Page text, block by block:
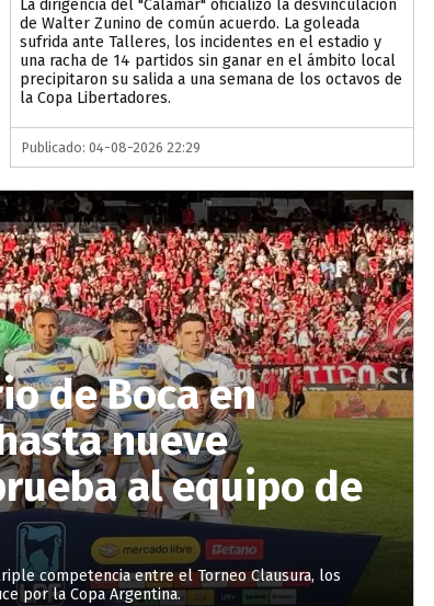
La dirigencia del "Calamar" oficializó la desvinculación
de Walter Zunino de común acuerdo. La goleada
sufrida ante Talleres, los incidentes en el estadio y
una racha de 14 partidos sin ganar en el ámbito local
precipitaron su salida a una semana de los octavos de
la Copa Libertadores.
Publicado: 04-08-2026 22:29
de Boca en
nueve
al equipo de
competencia entre el Torneo Clausura, los
por la Copa Argentina.